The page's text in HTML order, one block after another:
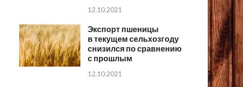
12.10.2021
Экспорт пшеницы
в текущем сельхозгоду
снизился по сравнению
с прошлым
12.10.2021